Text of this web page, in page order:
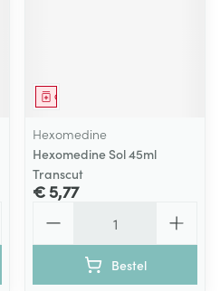
Geneesmiddel
Hexomedine
Hexomedine Sol 45ml
Transcut
€ 5,77
Bestel